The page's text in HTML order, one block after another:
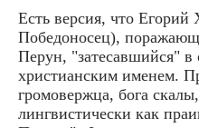
Есть версия, что Егорий
Победоносец),
Перун, "затесавшийся"
христианским именем.
громовержца, бога
лингвистически как